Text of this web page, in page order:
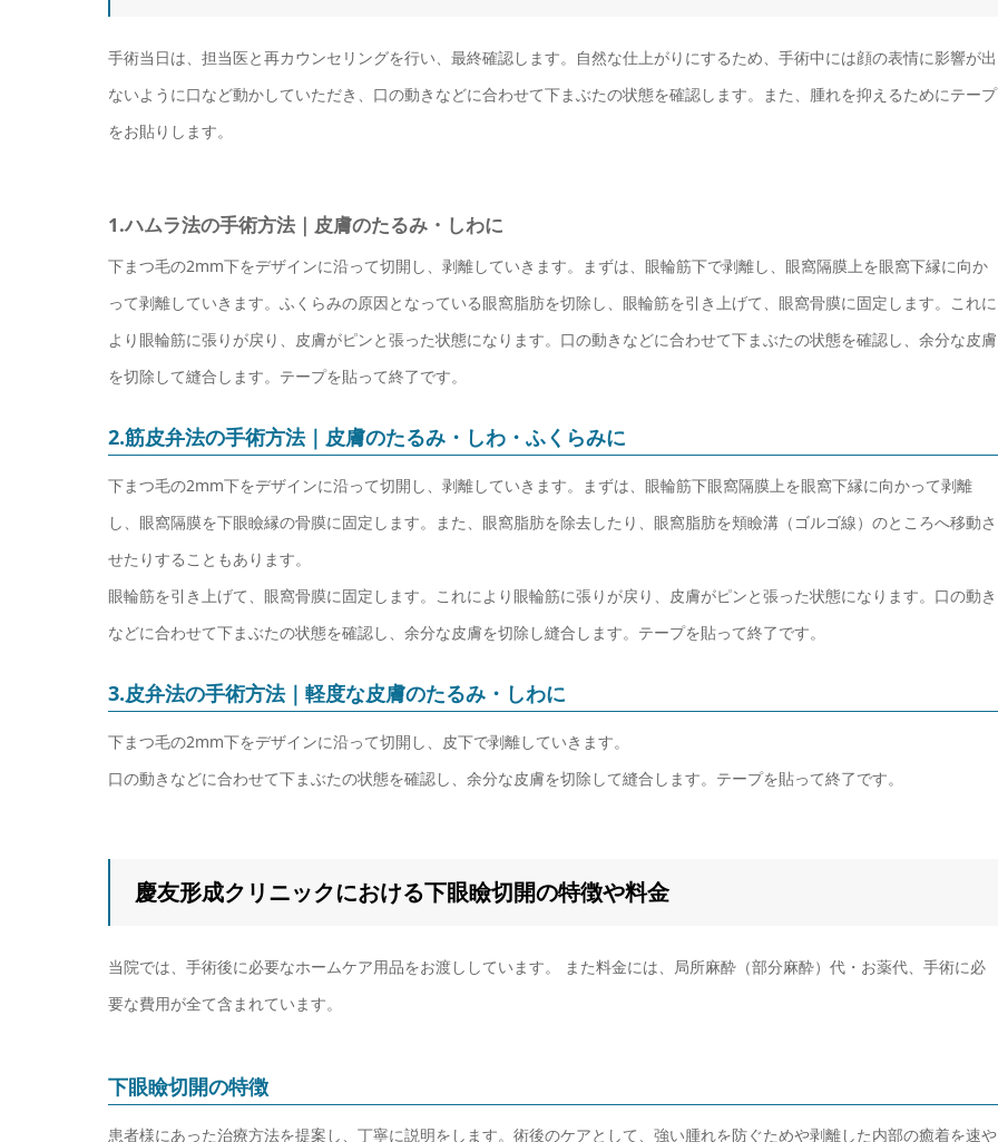
手術当日は、担当医と再カウンセリングを行い、最終確認します。自然な仕上がりにするため、手術中には顔の表情に影響が出
ないように口など動かしていただき、口の動きなどに合わせて下まぶたの状態を確認します。また、腫れを抑えるためにテープ
をお貼りします。
1.ハムラ法の手術方法｜皮膚のたるみ・しわに
下まつ毛の2mm下をデザインに沿って切開し、剥離していきます。まずは、眼輪筋下で剥離し、眼窩隔膜上を眼窩下縁に向か
って剥離していきます。ふくらみの原因となっている眼窩脂肪を切除し、眼輪筋を引き上げて、眼窩骨膜に固定します。これに
より眼輪筋に張りが戻り、皮膚がピンと張った状態になります。口の動きなどに合わせて下まぶたの状態を確認し、余分な皮膚
を切除して縫合します。テープを貼って終了です。
2.筋皮弁法の手術方法｜皮膚のたるみ・しわ・ふくらみに
下まつ毛の2mm下をデザインに沿って切開し、剥離していきます。まずは、眼輪筋下眼窩隔膜上を眼窩下縁に向かって剥離
し、眼窩隔膜を下眼瞼縁の骨膜に固定します。また、眼窩脂肪を除去したり、眼窩脂肪を頬瞼溝（ゴルゴ線）のところへ移動さ
せたりすることもあります。
眼輪筋を引き上げて、眼窩骨膜に固定します。これにより眼輪筋に張りが戻り、皮膚がピンと張った状態になります。口の動き
などに合わせて下まぶたの状態を確認し、余分な皮膚を切除し縫合します。テープを貼って終了です。
3.皮弁法の手術方法｜軽度な皮膚のたるみ・しわに
下まつ毛の2mm下をデザインに沿って切開し、皮下で剥離していきます。
口の動きなどに合わせて下まぶたの状態を確認し、余分な皮膚を切除して縫合します。テープを貼って終了です。
慶友形成クリニックにおける下眼瞼切開の特徴や料金
当院では、手術後に必要なホームケア用品をお渡ししています。 また料金には、局所麻酔（部分麻酔）代・お薬代、手術に必
要な費用が全て含まれています。
下眼瞼切開の特徴
患者様にあった治療方法を提案し、丁寧に説明をします。術後のケアとして、強い腫れを防ぐためや剥離した内部の癒着を速や